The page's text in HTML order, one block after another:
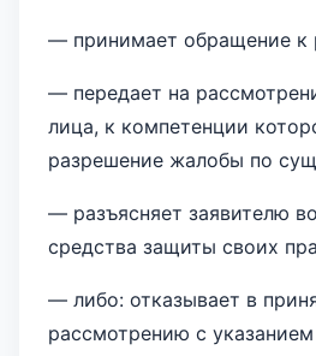
— принимает обращение к
— передает на
лица, к компетенции
разрешение жалобы по
— разъясняет заявителю
средства защиты своих
— либо: отказывает в
рассмотрению с